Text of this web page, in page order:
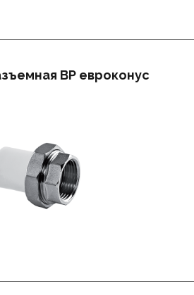
ВР евроконус